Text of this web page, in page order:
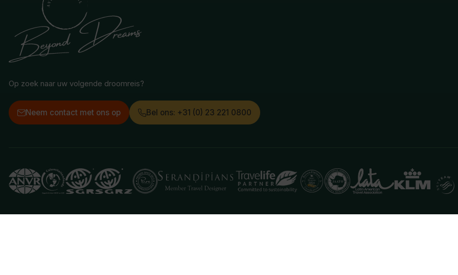
Op zoek naar uw volgende droomreis?
Neem contact met ons op Bel ons: +31 (0) 23 221 0800